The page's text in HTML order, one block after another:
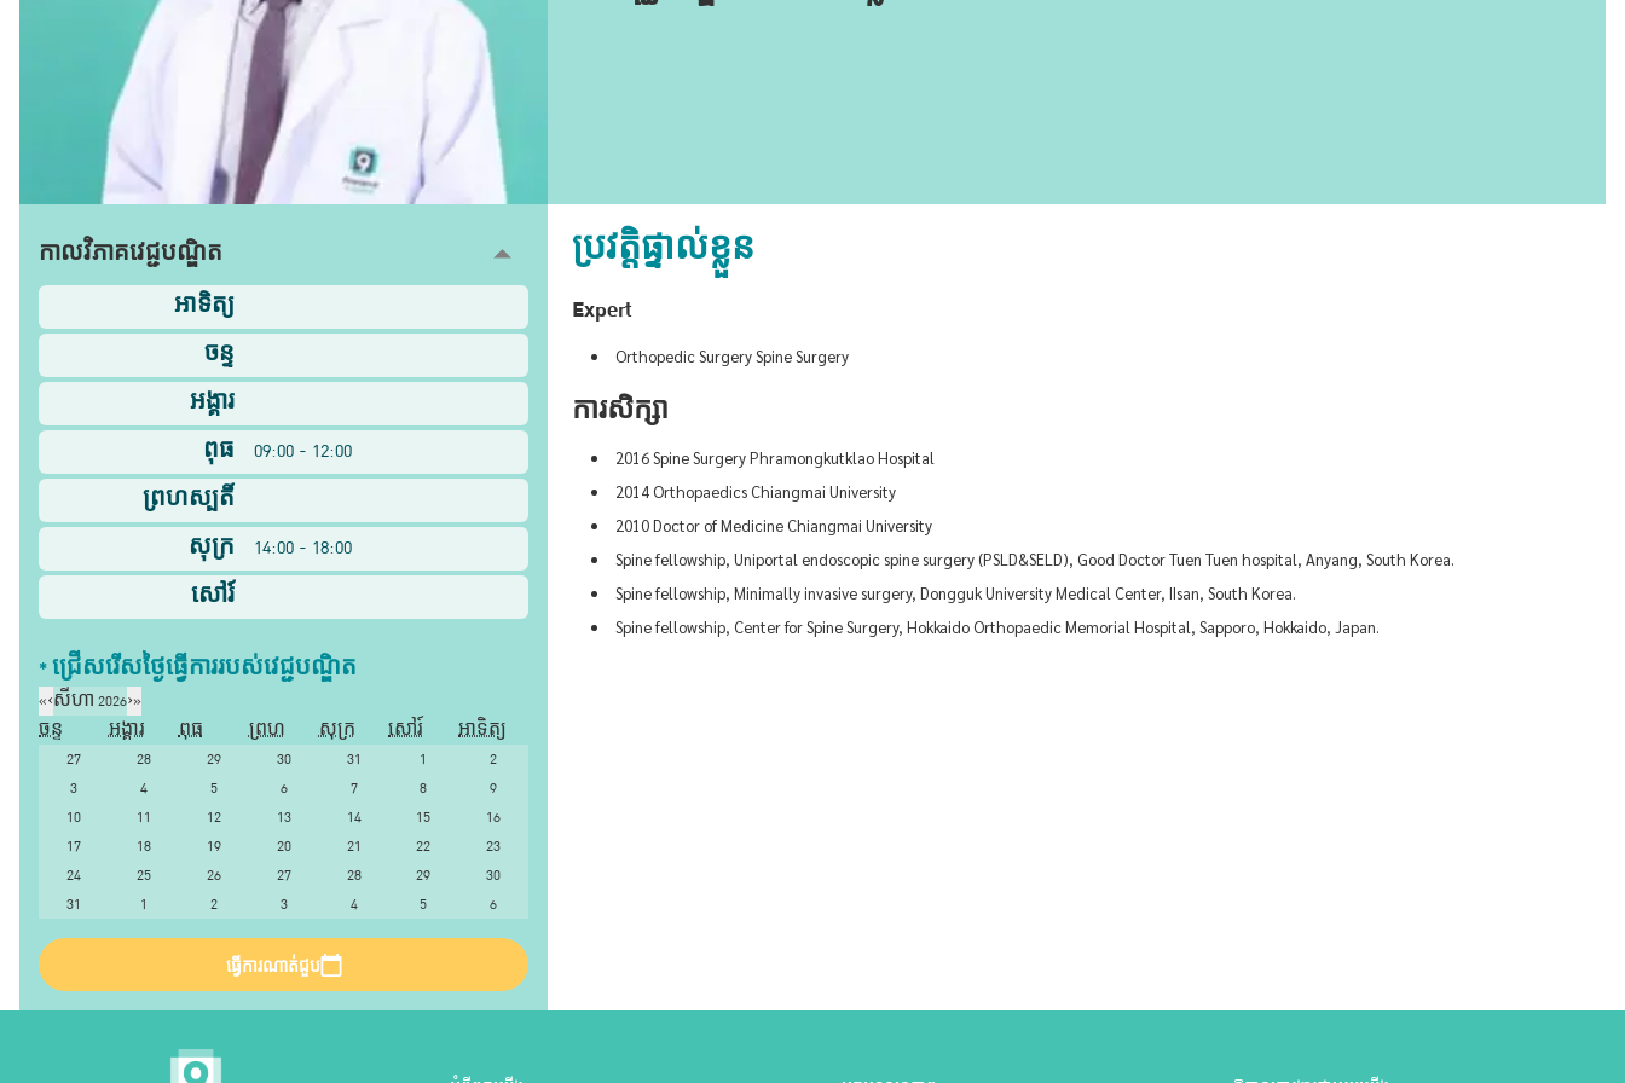
កាលវិភាគវេជ្ជបណ្ឌិត
អាទិត្យ
ចន្ទ
អង្គារ
ពុធ
09:00 - 12:00
ព្រហស្បតិ៍
សុក្រ
14:00 - 18:00
សៅរ៍
* ជ្រើសរើស​ថ្ងៃ​ធ្វើការ​របស់​វេជ្ជបណ្ឌិត​
«‹សីហា 2026›»
ចន្ទ
អង្គារ ពុធ ព្រហ សុក្រ សៅរ៍
អាទិត្យ
27
28 29 30 31 1
2
3
4 5 6 7 8
9
10
11 12 13 14 15
16
17
18 19 20 21 22
23
24
25 26 27 28 29
30
31
1 2 3 4 5 6
ធ្វើការណាត់ជួប
ប្រវត្តិផ្ទាល់ខ្លួន
Expert
Orthopedic Surgery Spine Surgery
ការសិក្សា
2016 Spine Surgery Phramongkutklao Hospital
2014 Orthopaedics Chiangmai University
2010 Doctor of Medicine Chiangmai University
Spine fellowship, Uniportal endoscopic spine surgery (PSLD&SELD), Good Doctor Tuen Tuen hospital, Anyang, South Korea.
Spine fellowship, Minimally invasive surgery, Dongguk University Medical Center, IIsan, South Korea.
Spine fellowship, Center for Spine Surgery, Hokkaido Orthopaedic Memorial Hospital, Sapporo, Hokkaido, Japan.